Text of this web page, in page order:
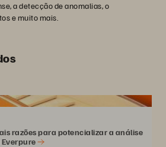
a detecção de anomalias, o
e muito mais.
razões para potencializar a análise